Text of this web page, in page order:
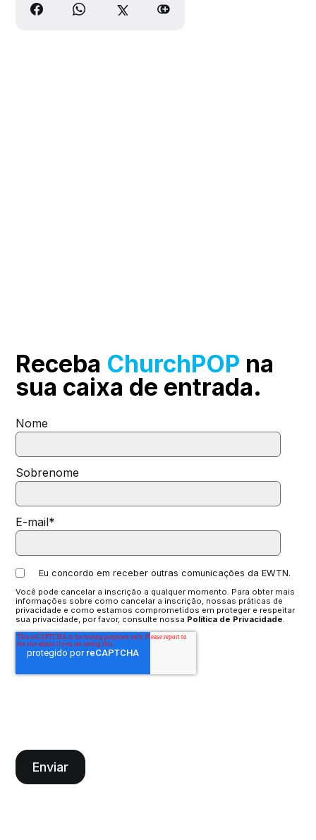
Receba ChurchPOP na
sua caixa de entrada.
Nome
Sobrenome
E-mail*
Eu concordo em receber outras comunicações da EWTN.
Você pode cancelar a inscrição a qualquer momento. Para obter mais
informações sobre como cancelar a inscrição, nossas práticas de
privacidade e como estamos comprometidos em proteger e respeitar
sua privacidade, por favor, consulte nossa Política de Privacidade.